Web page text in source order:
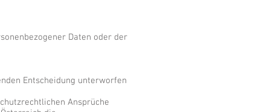
Daten oder der
Entscheidung unterworfen
Ansprüche